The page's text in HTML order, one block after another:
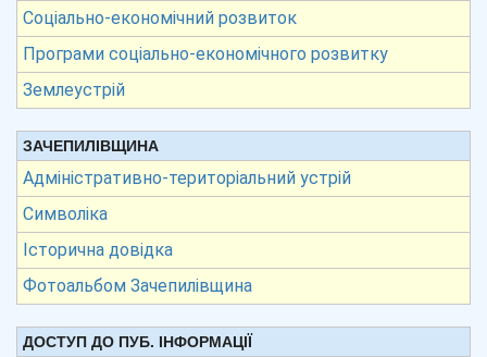
Соціально-економічний розвиток
Програми соціально-економічного розвитку
Землеустрій
ЗАЧЕПИЛІВЩИНА
Адміністративно-територіальний устрій
Символіка
Історична довідка
Фотоальбом Зачепилівщина
ДОСТУП ДО ПУБ. ІНФОРМАЦІЇ